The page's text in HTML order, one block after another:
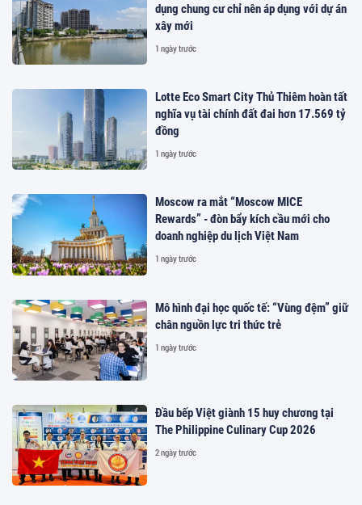
dụng chung cư chỉ nên áp dụng với dự án
xây mới
1 ngày trước
Lotte Eco Smart City Thủ Thiêm hoàn tất
nghĩa vụ tài chính đất đai hơn 17.569 tỷ
đồng
1 ngày trước
Moscow ra mắt “Moscow MICE
Rewards” - đòn bẩy kích cầu mới cho
doanh nghiệp du lịch Việt Nam
1 ngày trước
Mô hình đại học quốc tế: “Vùng đệm” giữ
chân nguồn lực tri thức trẻ
1 ngày trước
Đầu bếp Việt giành 15 huy chương tại
The Philippine Culinary Cup 2026
2 ngày trước